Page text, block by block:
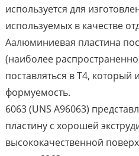
используется для
используемых в качестве
Aалюминиевая пластина
(наиболее
поставляться в T4,
формуемость.
6063 (UNS A96063)
пластину с хорошей
высококачественной